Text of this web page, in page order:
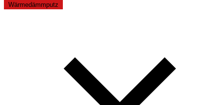
Wärmedämmputz